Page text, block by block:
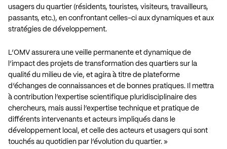
usagers du quartier (résidents, touristes, visiteurs, travailleurs,
passants, etc.), en confrontant celles-ci aux dynamiques et aux
stratégies de développement.
L’OMV assurera une veille permanente et dynamique de
l’impact des projets de transformation des quartiers sur la
qualité du milieu de vie, et agira à titre de plateforme
d’échanges de connaissances et de bonnes pratiques. Il mettra
à contribution l’expertise scientifique pluridisciplinaire des
chercheurs, mais aussi l’expertise technique et pratique de
différents intervenants et acteurs impliqués dans le
développement local, et celle des acteurs et usagers qui sont
touchés au quotidien par l’évolution du quartier. »